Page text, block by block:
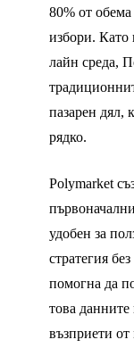
80% от обема
избори. Като
лайн среда,
пазарен дял,
рядко.
Polymarket
удобен за
стратегия
помогна да
това
възприети